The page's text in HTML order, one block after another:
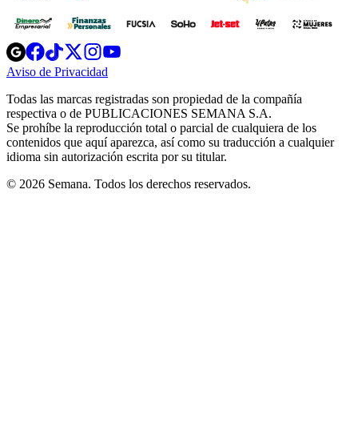
Opens
in
new
Opens
in
new
Opens
in
new
window
Opens
new
windowwindow
Aviso de Privacidad
new
window
Todas las marcas registradas son propiedad de la compañía
respectiva o de PUBLICACIONES SEMANA S.A.
Se prohíbe la reproducción total o parcial de cualquiera de los
contenidos que aquí aparezca, así como su traducción a cualquier
idioma sin autorización escrita por su titular.
© 2026 Semana. Todos los derechos reservados.